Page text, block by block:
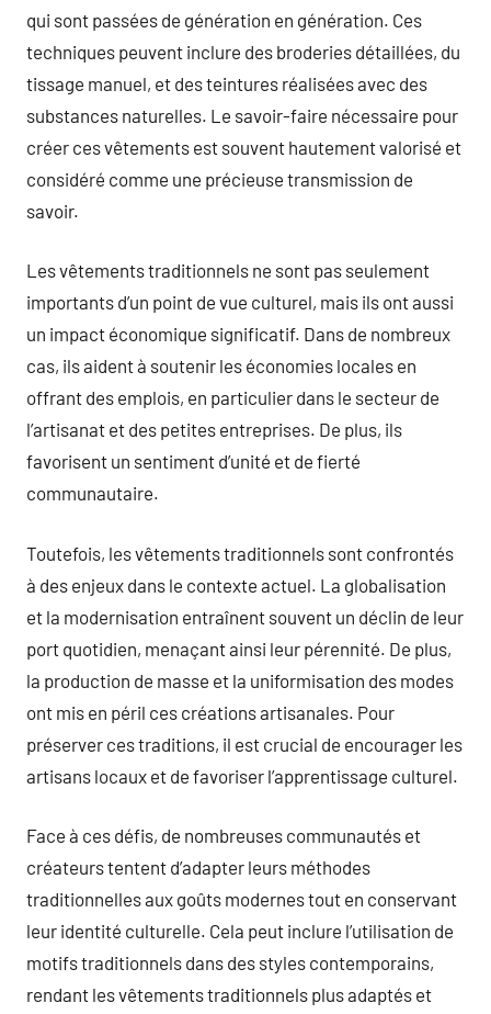
qui sont passées de génération en génération. Ces
techniques peuvent inclure des broderies détaillées, du
tissage manuel, et des teintures réalisées avec des
substances naturelles. Le savoir-faire nécessaire pour
créer ces vêtements est souvent hautement valorisé et
considéré comme une précieuse transmission de
savoir.
Les vêtements traditionnels ne sont pas seulement
importants d’un point de vue culturel, mais ils ont aussi
un impact économique significatif. Dans de nombreux
cas, ils aident à soutenir les économies locales en
offrant des emplois, en particulier dans le secteur de
l’artisanat et des petites entreprises. De plus, ils
favorisent un sentiment d’unité et de fierté
communautaire.
Toutefois, les vêtements traditionnels sont confrontés
à des enjeux dans le contexte actuel. La globalisation
et la modernisation entraînent souvent un déclin de leur
port quotidien, menaçant ainsi leur pérennité. De plus,
la production de masse et la uniformisation des modes
ont mis en péril ces créations artisanales. Pour
préserver ces traditions, il est crucial de encourager les
artisans locaux et de favoriser l’apprentissage culturel.
Face à ces défis, de nombreuses communautés et
créateurs tentent d’adapter leurs méthodes
traditionnelles aux goûts modernes tout en conservant
leur identité culturelle. Cela peut inclure l’utilisation de
motifs traditionnels dans des styles contemporains,
rendant les vêtements traditionnels plus adaptés et